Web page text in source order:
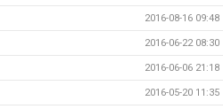
2016-08-16 09:48
2016-06-22 08:30
2016-06-06 21:18
2016-05-20 11:35